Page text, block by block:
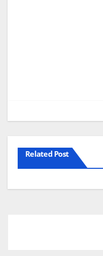
Related Post